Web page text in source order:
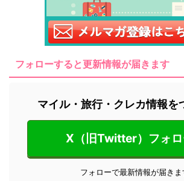
フォローすると更新情報が届きます
マイル・旅行・クレカ情報を
X（旧Twitter）フォ
フォローで最新情報が届きま